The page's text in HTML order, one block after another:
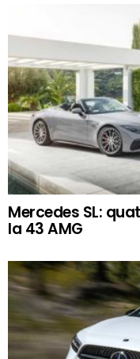
Mercedes SL:
la 43 AMG